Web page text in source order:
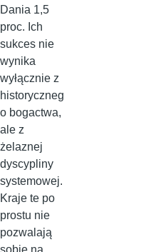
Dania 1,5
proc. Ich
sukces nie
wynika
wyłącznie z
historyczneg
o bogactwa,
ale z
żelaznej
dyscypliny
systemowej.
Kraje te po
prostu nie
pozwalają